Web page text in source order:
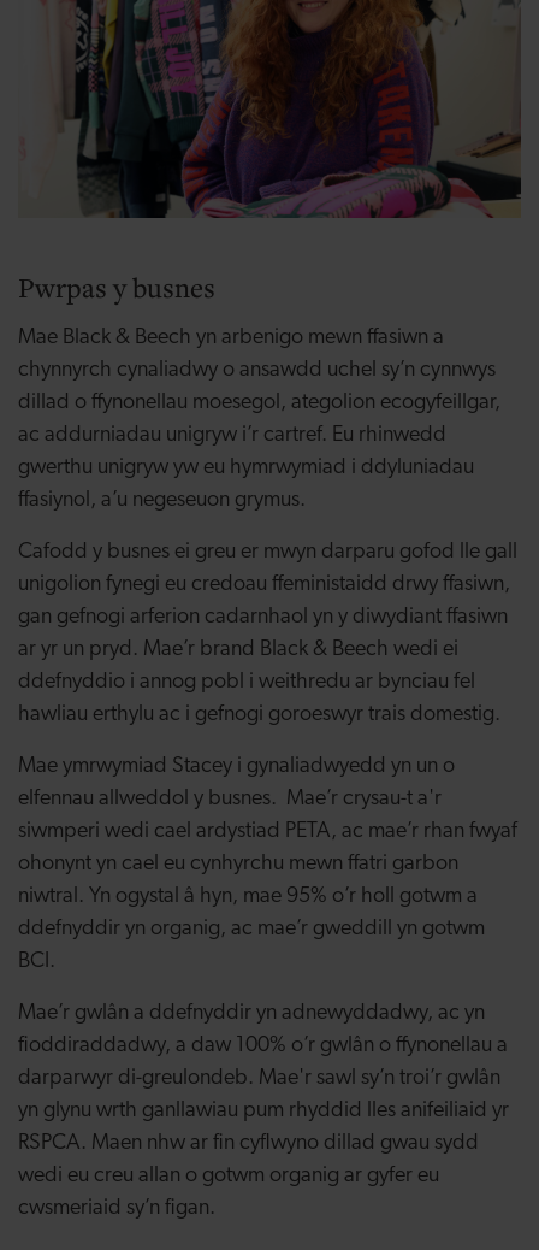
Pwrpas y busnes
Mae Black & Beech yn arbenigo mewn ffasiwn a
chynnyrch cynaliadwy o ansawdd uchel sy’n cynnwys
dillad o ffynonellau moesegol, ategolion ecogyfeillgar,
ac addurniadau unigryw i’r cartref. Eu rhinwedd
gwerthu unigryw yw eu hymrwymiad i ddyluniadau
ffasiynol, a’u negeseuon grymus.
Cafodd y busnes ei greu er mwyn darparu gofod lle gall
unigolion fynegi eu credoau ffeministaidd drwy ffasiwn,
gan gefnogi arferion cadarnhaol yn y diwydiant ffasiwn
ar yr un pryd. Mae’r brand Black & Beech wedi ei
ddefnyddio i annog pobl i weithredu ar bynciau fel
hawliau erthylu ac i gefnogi goroeswyr trais domestig.
Mae ymrwymiad Stacey i gynaliadwyedd yn un o
elfennau allweddol y busnes. Mae’r crysau-t a'r
siwmperi wedi cael ardystiad PETA, ac mae’r rhan fwyaf
ohonynt yn cael eu cynhyrchu mewn ffatri garbon
niwtral. Yn ogystal â hyn, mae 95% o’r holl gotwm a
ddefnyddir yn organig, ac mae’r gweddill yn gotwm
BCI.
Mae’r gwlân a ddefnyddir yn adnewyddadwy, ac yn
fioddiraddadwy, a daw 100% o’r gwlân o ffynonellau a
darparwyr di-greulondeb. Mae'r sawl sy’n troi’r gwlân
yn glynu wrth ganllawiau pum rhyddid lles anifeiliaid yr
RSPCA. Maen nhw ar fin cyflwyno dillad gwau sydd
wedi eu creu allan o gotwm organig ar gyfer eu
cwsmeriaid sy’n figan.